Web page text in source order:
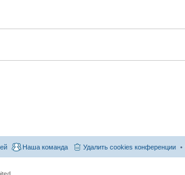
Удалить cookies конференции
Наша команда